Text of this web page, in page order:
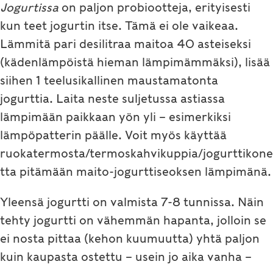
Jogurtissa on paljon probiootteja, erityisesti
kun teet jogurtin itse. Tämä ei ole vaikeaa.
Lämmitä pari desilitraa maitoa 40 asteiseksi
(kädenlämpöistä hieman lämpimämmäksi), lisää
siihen 1 teelusikallinen maustamatonta
jogurttia. Laita neste suljetussa astiassa
lämpimään paikkaan yön yli – esimerkiksi
lämpöpatterin päälle. Voit myös käyttää
ruokatermosta/termoskahvikuppia/jogurttikone
tta pitämään maito-jogurttiseoksen lämpimänä.
Yleensä jogurtti on valmista 7-8 tunnissa. Näin
tehty jogurtti on vähemmän hapanta, jolloin se
ei nosta pittaa (kehon kuumuutta) yhtä paljon
kuin kaupasta ostettu – usein jo aika vanha –